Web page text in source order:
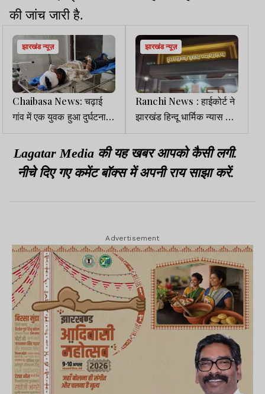
की जांच जारी है.
झारखंड न्यूज़
Chaibasa News: चढ़ाई
गांव में एक युवक हुआ दुर्घटना
का शिकार, प्राथमिक उपचार
के बाद MGM रेफर
झारखंड न्यूज़
Ranchi News : हाईकोर्ट ने
झारखंड हिन्दू धार्मिक न्यास बोर्ड
से मांगा जवाब
Lagatar Media की यह खबर आपको कैसी लगी.
नीचे दिए गए कमेंट बॉक्स में अपनी राय साझा करें.
Advertisement